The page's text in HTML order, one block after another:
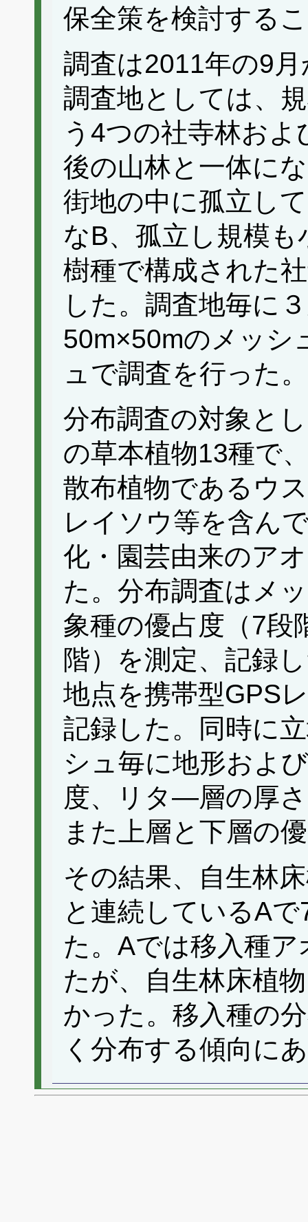
保全策を検討する
調査は2011年の9
調査地としては、
う4つの社寺林お
後の山林と一体に
街地の中に孤立し
なB、孤立し規模
樹種で構成された
した。調査地毎に
50m×50mのメッシ
ュで調査を行った。
分布調査の対象と
の草本植物13種で
散布植物であるウ
レイソウ等を含ん
化・園芸由来のア
た。分布調査はメ
象種の優占度（7段
階）を測定、記録
地点を携帯型GPS
記録した。同時に
シュ毎に地形およ
度、リタ―層の厚
また上層と下層の
その結果、自生林
と連続しているA
た。Aでは移入種
たが、自生林床植
かった。移入種の
く分布する傾向に